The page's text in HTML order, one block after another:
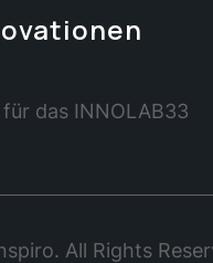
das INNOLAB33
All Rights